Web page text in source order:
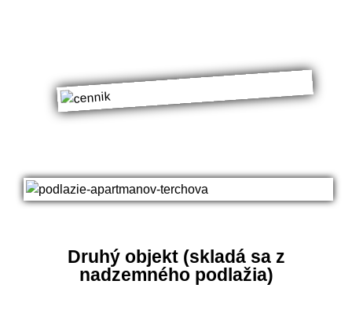
Druhý objekt (skladá sa z
nadzemného podlažia)